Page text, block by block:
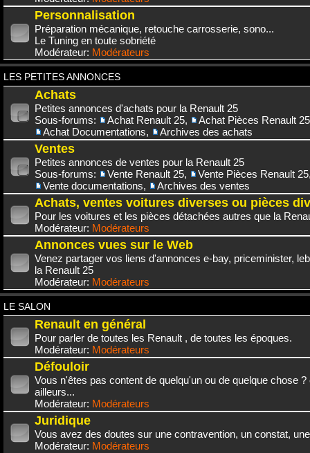
Personnalisation
Préparation mécanique, retouche carrosserie, sono...
Le Tuning en toute sobriété
Modérateur: Modérateurs
LES PETITES ANNONCES
Achats
Petites annonces d'achats pour la Renault 25
Sous-forums:
Achat Renault 25,
Achat Pièces Renault 25
Achat Documentations, Archives des achats
Ventes
Petites annonces de ventes pour la Renault 25
Sous-forums:
Vente Renault 25, Vente Pièces Renault 25
Vente documentations, Archives des ventes
Achats, ventes voitures diverses ou pièces
Pour les voitures et les pièces détachées autres que la
Modérateur: Modérateurs
Annonces vues sur le Web
Venez partager vos liens d'annonces e-bay, priceminister,
la Renault 25
Modérateur: Modérateurs
LE SALON
Renault en général
Pour parler de toutes les Renault , de toutes les époques.
Modérateur: Modérateurs
Défouloir
Vous n'êtes pas content de quelqu'un ou de quelque chose
ailleurs...
Modérateur: Modérateurs
Juridique
Vous avez des doutes sur une contravention, un constat,
Modérateur: Modérateurs